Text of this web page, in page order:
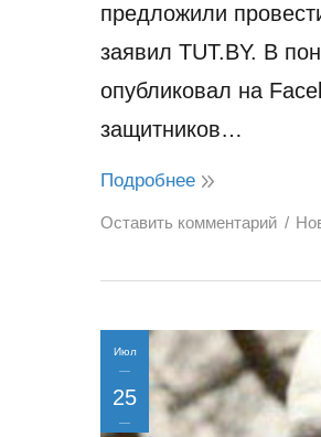
предложили
заявил TUT.BY. В
опубликовал на
защитников…
Подробнее
Оставить комментарий
Июл
25